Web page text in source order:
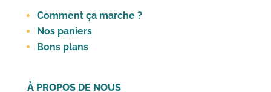
Comment ça marche ?
Nos paniers
Bons plans
À PROPOS DE NOUS